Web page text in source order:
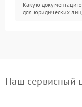
Какую документацию
для юридических
Наш сервисный